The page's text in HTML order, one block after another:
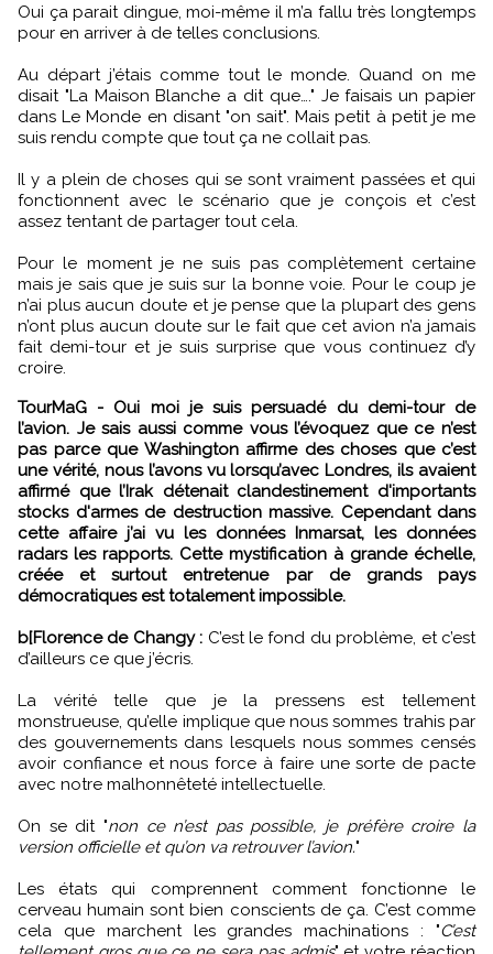
Oui ça parait dingue, moi-même il m’a fallu très longtemps
pour en arriver à de telles conclusions.
Au départ j’étais comme tout le monde. Quand on me
disait "La Maison Blanche a dit que…." Je faisais un papier
dans Le Monde en disant "on sait". Mais petit à petit je me
suis rendu compte que tout ça ne collait pas.
Il y a plein de choses qui se sont vraiment passées et qui
fonctionnent avec le scénario que je conçois et c’est
assez tentant de partager tout cela.
Pour le moment je ne suis pas complètement certaine
mais je sais que je suis sur la bonne voie. Pour le coup je
n’ai plus aucun doute et je pense que la plupart des gens
n’ont plus aucun doute sur le fait que cet avion n’a jamais
fait demi-tour et je suis surprise que vous continuez d’y
croire.
TourMaG - Oui moi je suis persuadé du demi-tour de
l’avion. Je sais aussi comme vous l’évoquez que ce n’est
pas parce que Washington affirme des choses que c’est
une vérité, nous l’avons vu lorsqu’avec Londres, ils avaient
affirmé que l’Irak détenait clandestinement d'importants
stocks d'armes de destruction massive. Cependant dans
cette affaire j’ai vu les données Inmarsat, les données
radars les rapports. Cette mystification à grande échelle,
créée et surtout entretenue par de grands pays
démocratiques est totalement impossible.
b[Florence de Changy : C’est le fond du problème, et c’est
d’ailleurs ce que j’écris.
La vérité telle que je la pressens est tellement
monstrueuse, qu’elle implique que nous sommes trahis par
des gouvernements dans lesquels nous sommes censés
avoir confiance et nous force à faire une sorte de pacte
avec notre malhonnêteté intellectuelle.
On se dit "non ce n’est pas possible, je préfère croire la
version officielle et qu’on va retrouver l’avion."
Les états qui comprennent comment fonctionne le
cerveau humain sont bien conscients de ça. C’est comme
cela que marchent les grandes machinations : "C’est